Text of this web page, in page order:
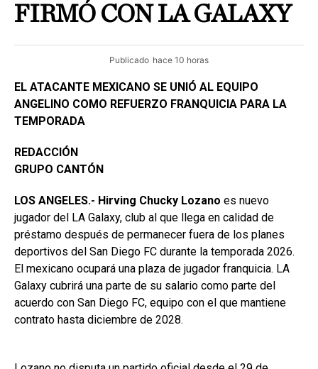
FIRMÓ CON LA GALAXY
Publicado hace 10 horas
EL ATACANTE MEXICANO SE UNIÓ AL EQUIPO
ANGELINO COMO REFUERZO FRANQUICIA PARA LA
TEMPORADA
REDACCIÓN
GRUPO CANTÓN
LOS ANGELES.- Hirving Chucky Lozano es nuevo
jugador del LA Galaxy, club al que llega en calidad de
préstamo después de permanecer fuera de los planes
deportivos del San Diego FC durante la temporada 2026.
El mexicano ocupará una plaza de jugador franquicia. LA
Galaxy cubrirá una parte de su salario como parte del
acuerdo con San Diego FC, equipo con el que mantiene
contrato hasta diciembre de 2028.